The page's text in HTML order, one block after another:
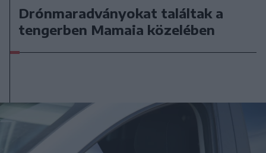
Drónmaradványokat találtak a
tengerben Mamaia közelében